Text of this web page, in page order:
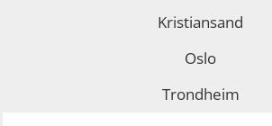
GWO: BST Refresher –
(Blended with Adaptive
(GMDSS) (MRC101)
GOC sertifikat repetisjon
Kristiansand
Oslo
Trondheim